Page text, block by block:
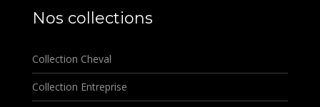
Nos collections
Collection Cheval
Collection Entreprise